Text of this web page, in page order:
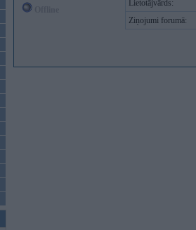
Lietotājvārds:
Ziņojumi forumā: